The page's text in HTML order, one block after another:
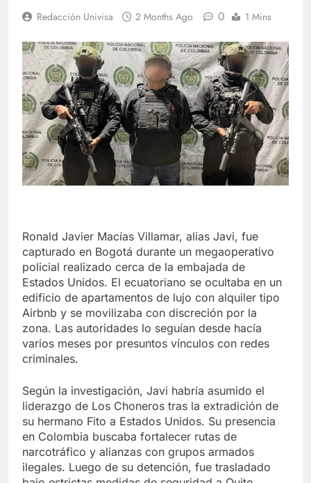
Redacción Univisa 2 Months Ago 0 1 Mins
Ronald Javier Macías Villamar, alias Javi, fue
capturado en Bogotá durante un megaoperativo
policial realizado cerca de la embajada de
Estados Unidos. El ecuatoriano se ocultaba en un
edificio de apartamentos de lujo con alquiler tipo
Airbnb y se movilizaba con discreción por la
zona. Las autoridades lo seguían desde hacía
varios meses por presuntos vínculos con redes
criminales.
Según la investigación, Javi habría asumido el
liderazgo de Los Choneros tras la extradición de
su hermano Fito a Estados Unidos. Su presencia
en Colombia buscaba fortalecer rutas de
narcotráfico y alianzas con grupos armados
ilegales. Luego de su detención, fue trasladado